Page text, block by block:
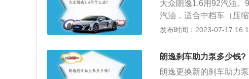
大众朗逸1.6用92汽油。
汽油，适合中档车（压
总局和国家标准化管理
5%的异辛烷，5%的正
高用低辛烷值汽油，会
发布时间：2023-07-17
朗逸刹车助力泵多少钱?
朗逸更换新的刹车助力